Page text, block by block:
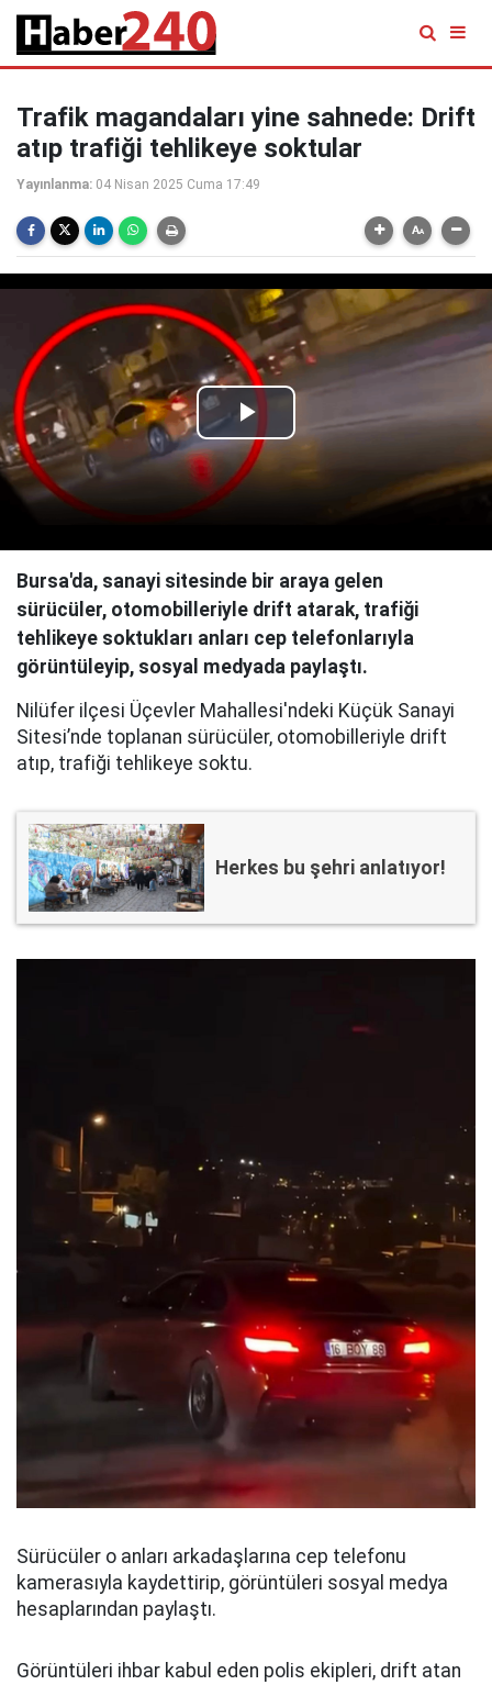
Trafik magandaları yine sahnede: Drift
atıp trafiği tehlikeye soktular
Yayınlanma: 04 Nisan 2025 Cuma 17:49
Play
Video
Bursa'da, sanayi sitesinde bir araya gelen
sürücüler, otomobilleriyle drift atarak, trafiği
tehlikeye soktukları anları cep telefonlarıyla
görüntüleyip, sosyal medyada paylaştı.
Nilüfer ilçesi Üçevler Mahallesi'ndeki Küçük Sanayi
Sitesi’nde toplanan sürücüler, otomobilleriyle drift
atıp, trafiği tehlikeye soktu.
Herkes bu şehri anlatıyor!
Sürücüler o anları arkadaşlarına cep telefonu
kamerasıyla kaydettirip, görüntüleri sosyal medya
hesaplarından paylaştı.
Görüntüleri ihbar kabul eden polis ekipleri, drift atan